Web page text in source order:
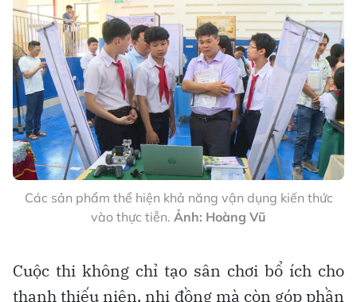
Các sản phẩm thể hiện khả năng vận dụng kiến thức
vào thực tiễn. Ảnh: Hoàng Vũ
Cuộc thi không chỉ tạo sân chơi bổ ích cho
thanh thiếu niên, nhi đồng mà còn góp phần